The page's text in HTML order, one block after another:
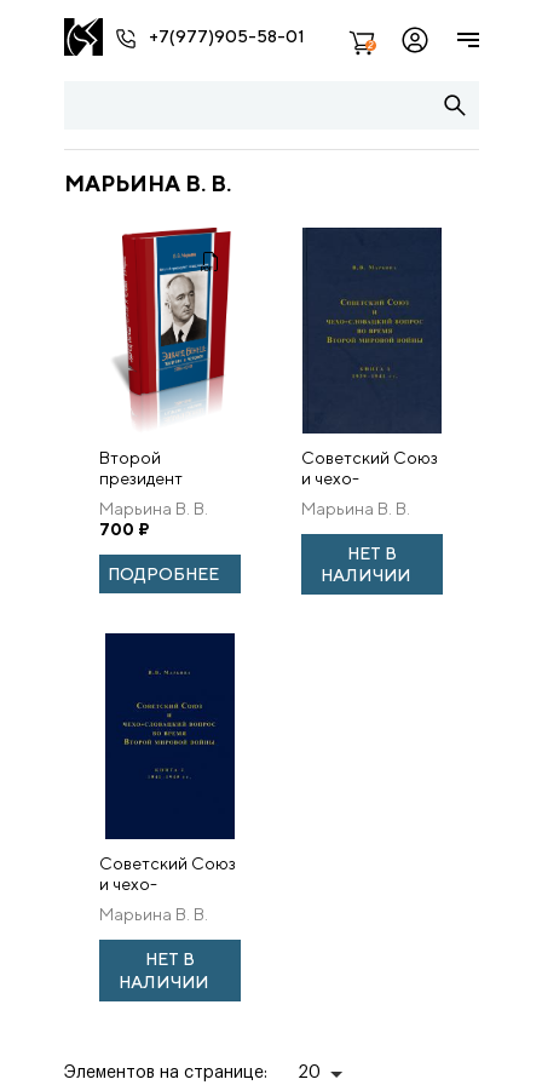
+7(977)905-58-01 2
МАРЬИНА В. В.
Второй
президент
Чехословакии
Эдвард Бенеш:
политик и
человек. 1884–
1948
Марьина В. В.
700 ₽
ПОДРОБНЕЕ
Советский Союз
и чехо-
словацкий
вопрос во время
Второй мировой
войны. 1939–1945
гг. Книга 1. 1939–
Марьина В. В.
НЕТ В
НАЛИЧИИ
Советский Союз
и чехо-
словацкий
вопрос во время
Второй мировой
войны. 1939–1945
гг. Книга 2. 1941–
19...
Марьина В. В.
НЕТ В
НАЛИЧИИ
Элементов на странице: 20